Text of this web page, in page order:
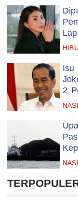
Isu
2